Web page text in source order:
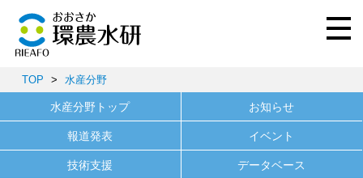
TOP > 水産分野
水産分野トップ お知らせ
報道発表 イベント
技術支援 データベース